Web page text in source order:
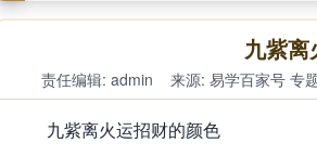
九紫离
责任编辑: admin 来源: 易学百家号专
九紫离火运招财的颜色